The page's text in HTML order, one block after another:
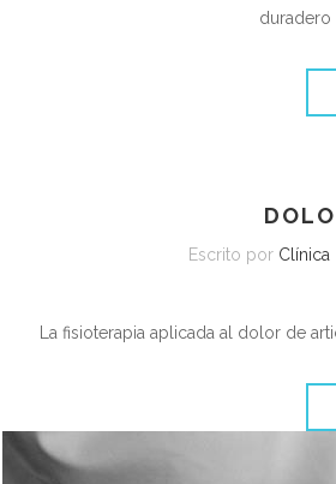
duradero
Escrito por Clínica
La fisioterapia aplicada al dolor de